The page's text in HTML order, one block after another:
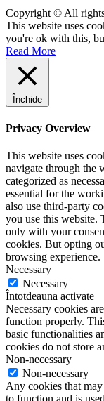
Copyright © All
This website uses
you're ok with this,
Read More
Închide
Privacy Overview
This website uses
navigate through the
categorized as
essential for the
also use third-party
you use this website.
only with your
cookies. But opting
browsing experience.
Necessary
Necessary
Întotdeauna activate
Necessary cookies
function properly.
basic functionalities
cookies do not store
Non-necessary
Non-necessary
Any cookies that
to function and is